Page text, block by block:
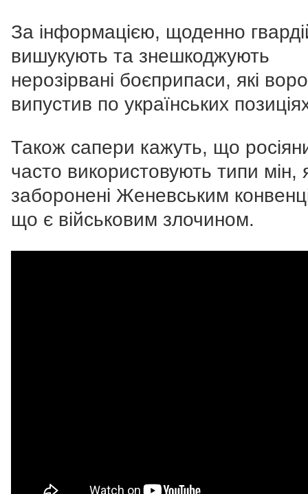
За інформацією, щоденно
вишукують та знешкоджують
нерозірвані боєприпаси, які
випустив по українських
Також сапери кажуть, що
часто використовують типи мін,
заборонені Женевським
що є військовим злочином.